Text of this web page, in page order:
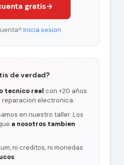
gratis→
Inicia sesion
de verdad?
tecnico real con +20 años
reparacion electronica.
en nuestro taller. Los
a nosotros tambien
ni creditos, ni monedas
.